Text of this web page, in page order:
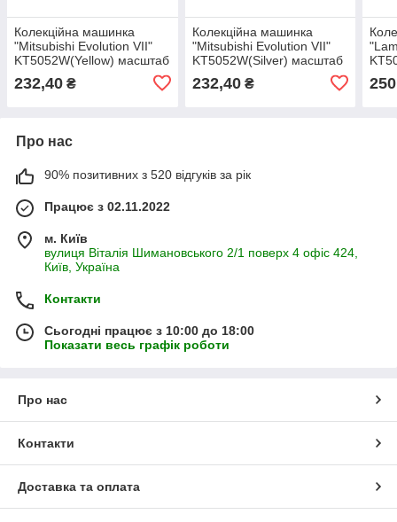
Колекційна машинка
"Mitsubishi Evolution VII"
KT5052W(Yellow) масштаб
232,40 ₴
Колекційна машинка
"Mitsubishi Evolution VII"
KT5052W(Silver) масштаб
232,40₴
Про нас
90% позитивних з 520 відгуків за рік
Працює з 02.11.2022
м. Київ
вулиця Віталія Шимановського 2/1 поверх 4 офіс 424,
Київ, Україна
Контакти
Сьогодні працює з 10:00 до 18:00
Показати весь графік роботи
Про нас
Контакти
Доставка та оплата